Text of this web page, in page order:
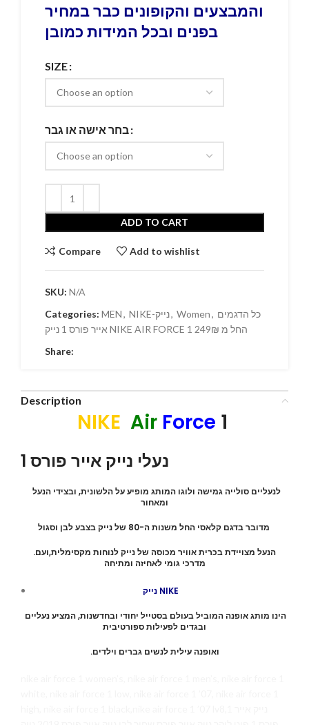
והמבצעים והקופונים כבר במחיר
בפנים ובכל המידות כמובן
SIZE
בחר אישה או גבר
ADD TO CART
Compare Add to wishlist
SKU: N/A
Categories: MEN, NIKE-נייק, Women, כל הדגמים
אייר פורס 1 נייק NIKE AIR FORCE 1 החל מ 249₪
Share:
Description
NIKE Air Force 1
ומאחור
.הנעל מצויידת בכרית אוויר מכוסה של נייק לנוחות מקסימלית,ועם
מדרכי גומי לאחיזה ומתיחה
נייק NIKE
ובגדים לפעילות ספורטיבית
.ואופנה עילית לנשים גברים וילדים